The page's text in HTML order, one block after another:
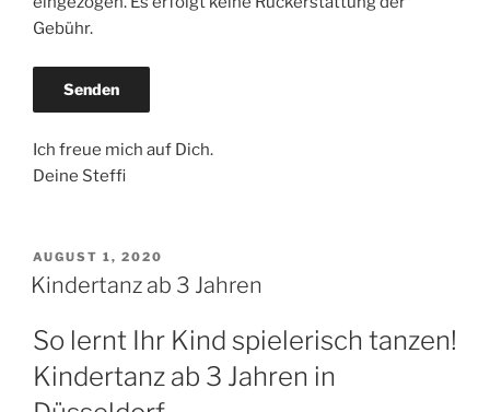
Gebühr.
Ich freue mich auf Dich.
Deine Steffi
VERÖFFENTLICHT
AM
AUGUST 1, 2020
Kindertanz ab 3 Jahren
So lernt Ihr Kind spielerisch tanzen!
Kindertanz ab 3 Jahren in